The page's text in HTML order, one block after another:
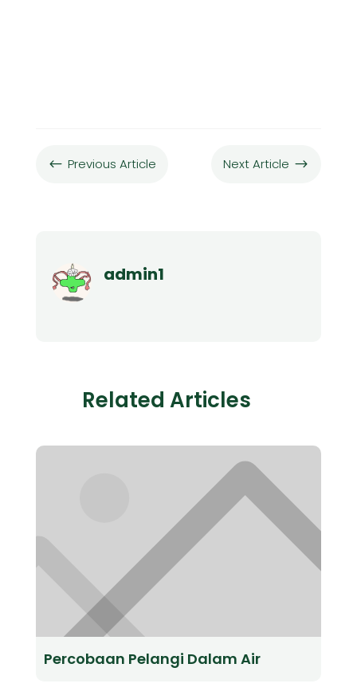
# Previous Article Next Article $
admin1
Related Articles
Percobaan Pelangi Dalam Air